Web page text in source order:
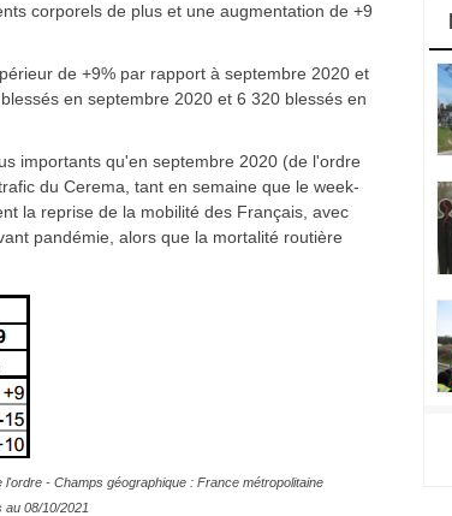
corporels de plus et une augmentation de +9
de +9% par rapport à septembre 2020 et
en septembre 2020 et 6 320 blessés en
importants qu'en septembre 2020 (de l'ordre
du Cerema, tant en semaine que le week-
la reprise de la mobilité des Français, avec
pandémie, alors que la mortalité routière
- Champs géographique : France métropolitaine
au 08/10/2021